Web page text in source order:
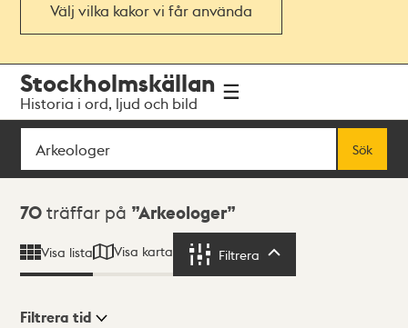
Välj vilka kakor vi får använda
navigationen
huvudinnehållet
Stockholmskällan
Historia i ord, ljud och bild
Sök
Sök
Sökresultat
70 träffar på Arkeologer
Visa lista Visa karta Filtrera
Filtrera tid